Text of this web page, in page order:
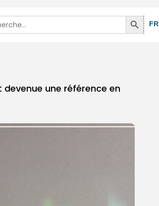
Search
Button
FR
devenue une référence en